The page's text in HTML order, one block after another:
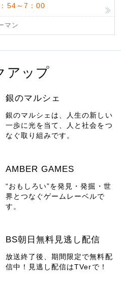
54～7：00
マン
アップ
銀のマルシェ
銀のマルシェは、人生の新しい
一歩に光を当て、人と社会をつ
なぐ取り組みです。
AMBER GAMES
“おもしろい”を発見・発掘・世
界とつなぐゲームレーベルで
す。
BS朝日無料見逃し配信
放送終了後、期間限定で無料配
信中！見逃し配信はTVerで！